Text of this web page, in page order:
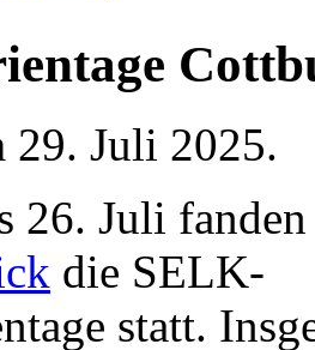
29. Juli 2025.
26. Juli
die SELK-
statt.